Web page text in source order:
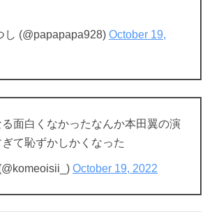
(@papapapa928) October 19,
面白くなかったなんか本田翼の演
て恥ずかしかくなった
October 19, 2022